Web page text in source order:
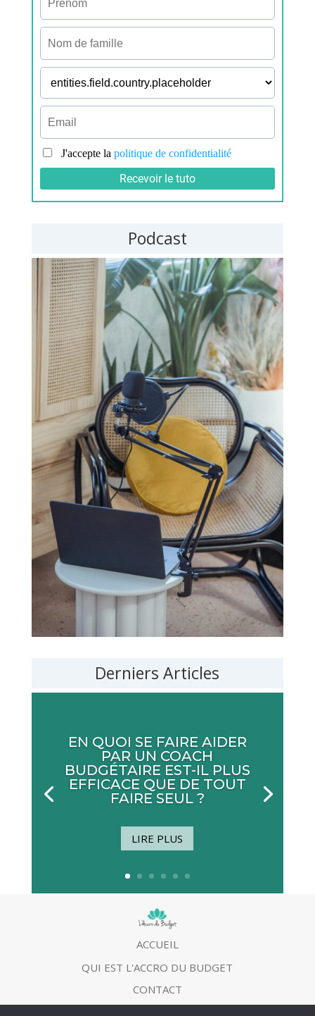
Podcast
Derniers Articles
EN QUOI SE FAIRE AIDER
PAR UN COACH
BUDGÉTAIRE EST-IL PLUS
EFFICACE QUE DE TOUT
FAIRE SEUL ?
LIRE PLUS
ACCUEIL
QUI EST L'ACCRO DU BUDGET
CONTACT